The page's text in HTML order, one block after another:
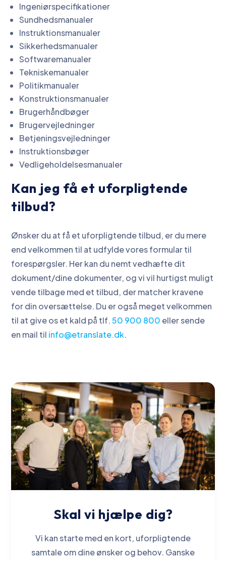
Ingeniørspecifikationer
Sundhedsmanualer
Instruktionsmanualer
Sikkerhedsmanualer
Softwaremanualer
Tekniskemanualer
Politikmanualer
Konstruktionsmanualer
Brugerhåndbøger
Brugervejledninger
Betjeningsvejledninger
Instruktionsbøger
Vedligeholdelsesmanualer
Kan jeg få et uforpligtende
tilbud?
Ønsker du at få et uforpligtende tilbud, er du mere
end velkommen til at udfylde vores formular til
forespørgsler. Her kan du nemt vedhæfte dit
dokument/dine dokumenter, og vi vil hurtigst muligt
vende tilbage med et tilbud, der matcher kravene
for din oversættelse. Du er også meget velkommen
til at give os et kald på tlf.50 900 800 eller sende
en mail til info@etranslate.dk.
Skal vi hjælpe dig?
Vi kan starte med en kort, uforpligtende
samtale om dine ønsker og behov. Ganske